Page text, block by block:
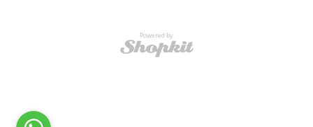
Powered by